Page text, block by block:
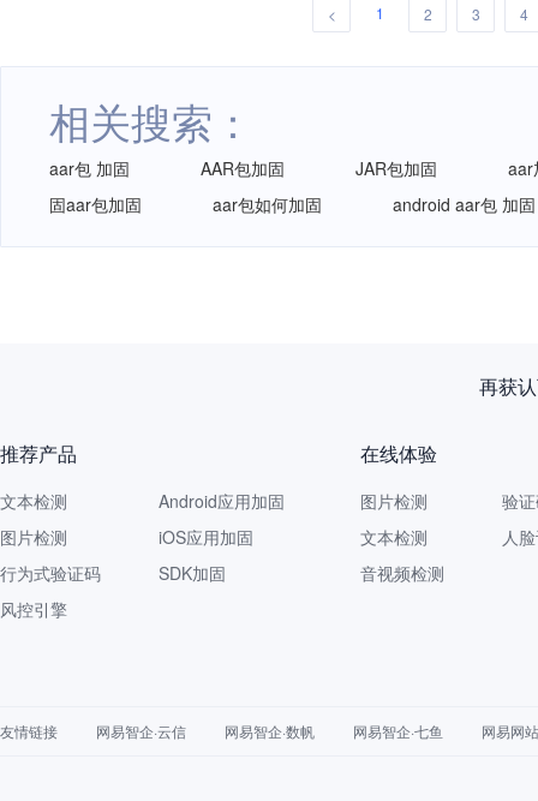
< 1 2 3 4
相关搜索：
aar包 加固 AAR包加固 JAR包加固
aar
固aar包加固
aar包如何加固 android aar包 加固
推荐产品
文本检测
图片检测
行为式验证码
风控引擎
Android应用加固
iOS应用加固
SDK加固
在线体验
图片检测
文本检测
音视频检测
验
人
友情链接 网易智企·云信 网易智企·数帆 网易智企·七鱼 网易网